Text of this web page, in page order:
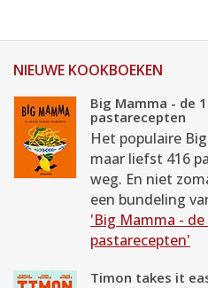
NIEUWE KOOKBOEKEN
Big Mamma - de
pastarecepten
Het populaire
maar liefst 416
weg. En niet
een bundeling
'Big Mamma -
pastarecepten'
Timon takes it